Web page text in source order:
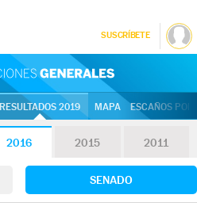
SUSCRÍBETE
RESULTADOS 2019 MAPA ESCAÑOS
2016 2015 2011
SENADO